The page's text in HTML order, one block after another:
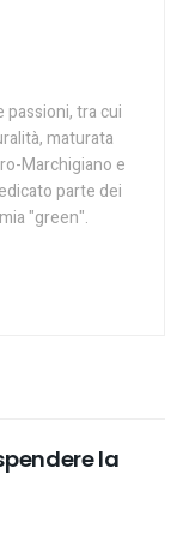
passioni, tra cui
maturata
Marchigiano e
parte dei
"green".
la